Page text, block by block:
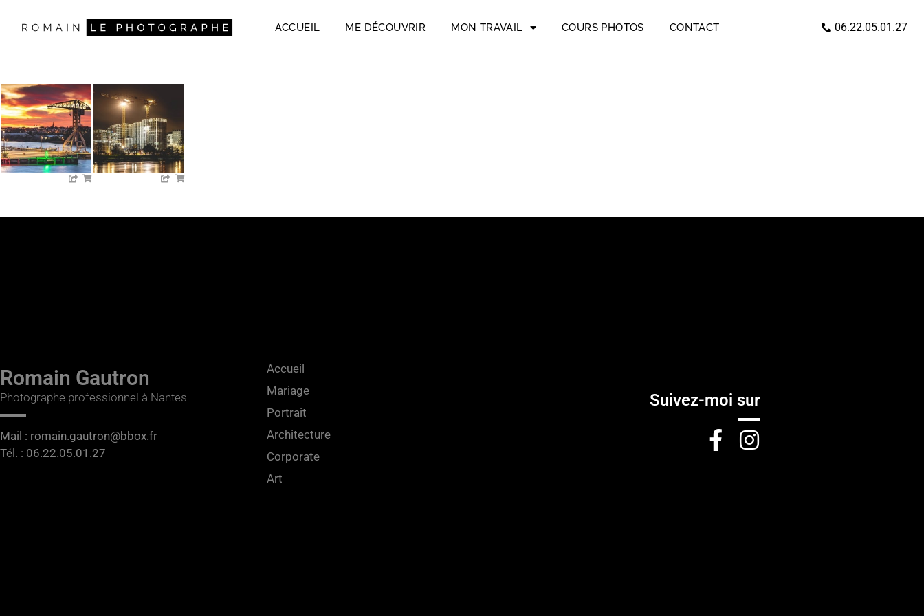
ACCUEIL ME DÉCOUVRIR MON TRAVAIL COURS PHOTOS CONTACT 06.22.05.01.27
Romain Gautron
Photographe professionnel à Nantes
Mail : romain.gautron@bbox.fr
Tél. : 06.22.05.01.27​
Accueil
Mariage
Portrait
Architecture
Corporate
Art
Suivez-moi sur